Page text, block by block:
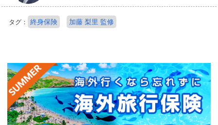
タグ： 終身保険 加藤 梨里 監修